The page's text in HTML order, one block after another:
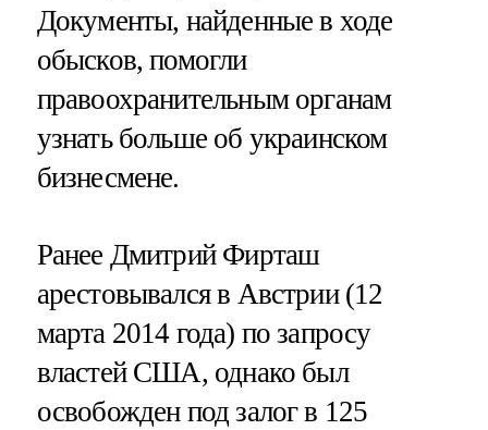
Документы, найденные в ходе
обысков, помогли
правоохранительным органам
узнать больше об украинском
бизнесмене.
Ранее Дмитрий Фирташ
арестовывался в Австрии (12
марта 2014 года) по запросу
властей США, однако был
освобожден под залог в 125